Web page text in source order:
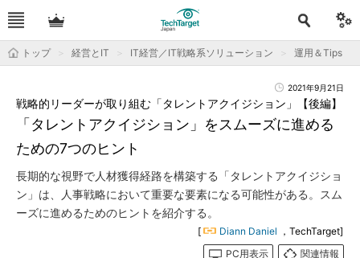
トップ 経営とIT IT経営／IT戦略系ソリューション 運用＆Tips
2021年9月21日
「タレントアクイジション」をスムーズに進める
ための7つのヒント
戦略的リーダーが取り組む「タレントアクイジション」【後編】
長期的な視野で人材獲得経路を構築する「タレントアクイジショ
ン」は、人事戦略において重要な要素になる可能性がある。スム
ーズに進めるためのヒントを紹介する。
[ Diann Daniel ，TechTarget]
PC用表示
関連情報